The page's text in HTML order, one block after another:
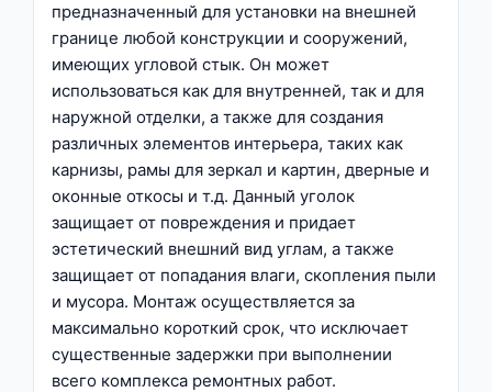
предназначенный для установки на внешней
границе любой конструкции и сооружений,
имеющих угловой стык. Он может
использоваться как для внутренней, так и для
наружной отделки, а также для создания
различных элементов интерьера, таких как
карнизы, рамы для зеркал и картин, дверные и
оконные откосы и т.д. Данный уголок
защищает от повреждения и придает
эстетический внешний вид углам, а также
защищает от попадания влаги, скопления пыли
и мусора. Монтаж осуществляется за
максимально короткий срок, что исключает
существенные задержки при выполнении
всего комплекса ремонтных работ.